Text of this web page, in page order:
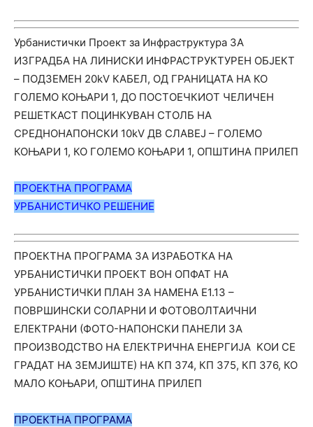
Урбанистички Проект за Инфраструктура ЗА
ИЗГРАДБА НА ЛИНИСКИ ИНФРАСТРУКТУРЕН ОБЈЕКТ
– ПОДЗЕМЕН 20kV КАБЕЛ, ОД ГРАНИЦАТА НА КО
ГОЛЕМО КОЊАРИ 1, ДО ПОСТОЕЧКИОТ ЧЕЛИЧЕН
РЕШЕТКАСТ ПОЦИНКУВАН СТОЛБ НА
СРЕДНОНАПОНСКИ 10kV ДВ СЛАВЕЈ – ГОЛЕМО
КОЊАРИ 1, КО ГОЛЕМО КОЊАРИ 1, ОПШТИНА ПРИЛЕП
ПРОЕКТНА ПРОГРАМА
УРБАНИСТИЧКО РЕШЕНИЕ
ПРОЕКТНА ПРОГРАМА ЗА ИЗРАБОТКА НА
УРБАНИСТИЧКИ ПРОЕКТ ВОН ОПФАТ НА
УРБАНИСТИЧКИ ПЛАН ЗА НАМЕНА Е1.13 –
ПОВРШИНСКИ СОЛАРНИ И ФОТОВОЛТАИЧНИ
ЕЛЕКТРАНИ (ФОТО-НАПОНСКИ ПАНЕЛИ ЗА
ПРОИЗВОДСТВО НА ЕЛЕКТРИЧНА ЕНЕРГИЈА KОИ СЕ
ГРАДАТ НА ЗЕМЈИШТЕ) НА КП 374, КП 375, КП 376, КО
МАЛО КОЊАРИ, OПШТИНА ПРИЛЕП
ПРОЕКТНА ПРОГРАМА